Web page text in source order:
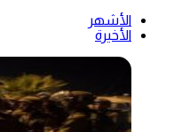
الأشهر
الأخيرة